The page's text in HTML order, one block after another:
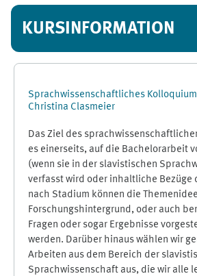
KURSINFORMATION
Sprachwissenschaftliches
Christina Clasmeier
Das Ziel des
es einerseits, auf die Bachelorarbeit
(wenn sie in der slavistischen
verfasst wird oder inhaltliche Bezüge
nach Stadium können die
Forschungshintergrund, oder auch
Fragen oder sogar Ergebnisse
werden. Darüber hinaus wählen wir
Arbeiten aus dem Bereich der
Sprachwissenschaft aus, die wir alle